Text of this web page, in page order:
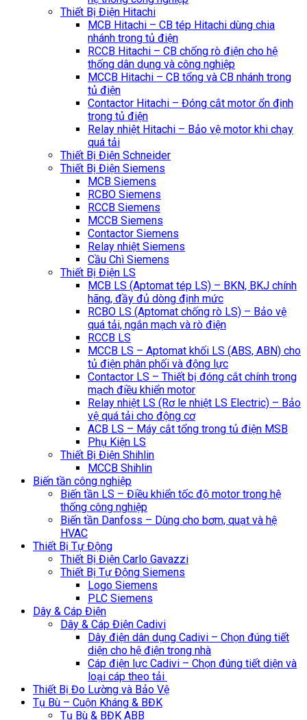
Thiết Bị Điện Hitachi
MCB Hitachi – CB tép Hitachi dùng chia
nhánh trong tủ điện
RCCB Hitachi – CB chống rò điện cho hệ
thống dân dụng và công nghiệp
MCCB Hitachi – CB tổng và CB nhánh trong
tủ điện
Contactor Hitachi – Đóng cắt motor ổn định
trong tủ điện
Relay nhiệt Hitachi – Bảo vệ motor khi chạy
quá tải
Thiết Bị Điện Schneider
Thiết Bị Điện Siemens
MCB Siemens
RCBO Siemens
RCCB Siemens
MCCB Siemens
Contactor Siemens
Relay nhiệt Siemens
Cầu Chì Siemens
Thiết Bị Điện LS
MCB LS (Aptomat tép LS) – BKN, BKJ chính
hãng, đầy đủ dòng định mức
RCBO LS (Aptomat chống rò LS) – Bảo vệ
quá tải, ngắn mạch và rò điện
RCCB LS
MCCB LS – Aptomat khối LS (ABS, ABN) cho
tủ điện phân phối và động lực
Contactor LS – Thiết bị đóng cắt chính trong
mạch điều khiển motor
Relay nhiệt LS (Rơ le nhiệt LS Electric) – Bảo
vệ quá tải cho động cơ
ACB LS – Máy cắt tổng trong tủ điện MSB
Phụ Kiện LS
Thiết Bị Điện Shihlin
MCCB Shihlin
Biến tần công nghiệp
Biến tần LS – Điều khiển tốc độ motor trong hệ
thống công nghiệp
Biến tần Danfoss – Dùng cho bơm, quạt và hệ
HVAC
Thiết Bị Tự Động
Thiết Bị Điện Carlo Gavazzi
Thiết Bị Tự Động Siemens
Logo Siemens
PLC Siemens
Dây & Cáp Điện
Dây & Cáp Điện Cadivi
Dây điện dân dụng Cadivi – Chọn đúng tiết
diện cho hệ điện trong nhà
Cáp điện lực Cadivi – Chọn đúng tiết diện và
loại cáp theo tải
Thiết Bị Đo Lường và Bảo Vệ
Tụ Bù – Cuộn Kháng & BĐK
Tụ Bù & BĐK ABB